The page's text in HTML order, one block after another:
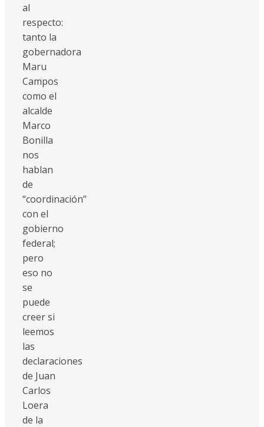
al
respecto:
tanto la
gobernadora
Maru
Campos
como el
alcalde
Marco
Bonilla
nos
hablan
de
“coordinación”
con el
gobierno
federal;
pero
eso no
se
puede
creer si
leemos
las
declaraciones
de Juan
Carlos
Loera
de la